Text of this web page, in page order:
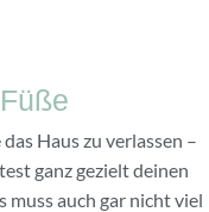
Haus zu verlassen –
ganz gezielt deinen
muss auch gar nicht viel